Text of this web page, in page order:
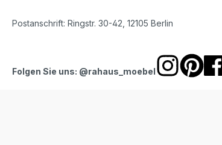
Postanschrift: Ringstr. 30-42, 12105 Berlin
Folgen Sie uns: @rahaus_moebel